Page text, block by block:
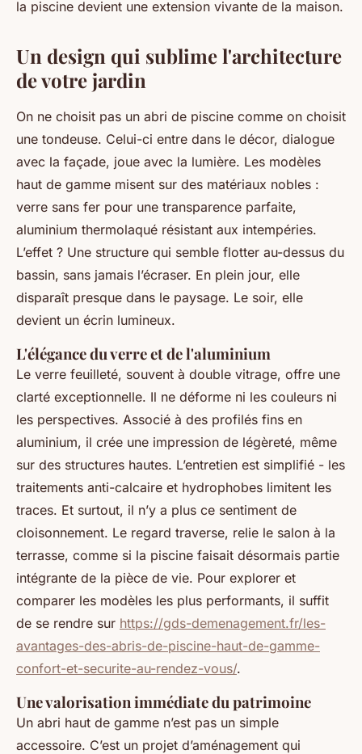
la piscine devient une extension vivante de la maison.
Un design qui sublime l'architecture
de votre jardin
On ne choisit pas un abri de piscine comme on choisit
une tondeuse. Celui-ci entre dans le décor, dialogue
avec la façade, joue avec la lumière. Les modèles
haut de gamme misent sur des matériaux nobles :
verre sans fer pour une transparence parfaite,
aluminium thermolaqué résistant aux intempéries.
L’effet ? Une structure qui semble flotter au-dessus du
bassin, sans jamais l’écraser. En plein jour, elle
disparaît presque dans le paysage. Le soir, elle
devient un écrin lumineux.
L'élégance du verre et de l'aluminium
Le verre feuilleté, souvent à double vitrage, offre une
clarté exceptionnelle. Il ne déforme ni les couleurs ni
les perspectives. Associé à des profilés fins en
aluminium, il crée une impression de légèreté, même
sur des structures hautes. L’entretien est simplifié - les
traitements anti-calcaire et hydrophobes limitent les
traces. Et surtout, il n’y a plus ce sentiment de
cloisonnement. Le regard traverse, relie le salon à la
terrasse, comme si la piscine faisait désormais partie
intégrante de la pièce de vie. Pour explorer et
comparer les modèles les plus performants, il suffit
de se rendre sur https://gds-demenagement.fr/les-
avantages-des-abris-de-piscine-haut-de-gamme-
confort-et-securite-au-rendez-vous/.
Une valorisation immédiate du patrimoine
Un abri haut de gamme n’est pas un simple
accessoire. C’est un projet d’aménagement qui